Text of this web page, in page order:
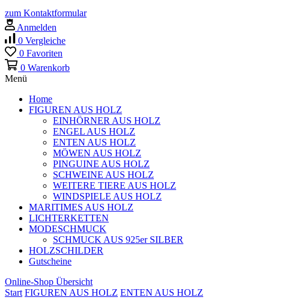
zum Kontaktformular
Anmelden
0 Vergleiche
0 Favoriten
0 Warenkorb
Menü
Home
FIGUREN AUS HOLZ
EINHÖRNER AUS HOLZ
ENGEL AUS HOLZ
ENTEN AUS HOLZ
MÖWEN AUS HOLZ
PINGUINE AUS HOLZ
SCHWEINE AUS HOLZ
WEITERE TIERE AUS HOLZ
WINDSPIELE AUS HOLZ
MARITIMES AUS HOLZ
LICHTERKETTEN
MODESCHMUCK
SCHMUCK AUS 925er SILBER
HOLZSCHILDER
Gutscheine
Online-Shop Übersicht
Start FIGUREN AUS HOLZ ENTEN AUS HOLZ